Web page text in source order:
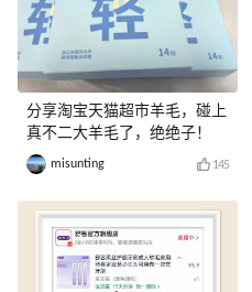
分享淘宝天猫超市羊毛，碰上
真不二大羊毛了，绝绝子！
misunting 145